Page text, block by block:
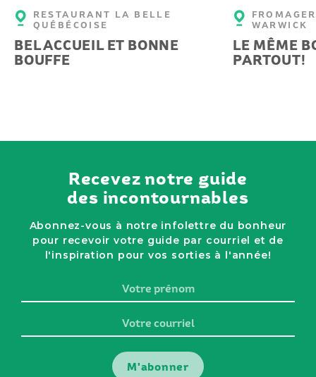
RESTAURANT LA BELLE
QUÉBÉCOISE
BEL ACCUEIL ET BONNE
BOUFFE
WARWICK
LE MÊME
PARTOUT!
Recevez notre guide
des incontournables
Abonnez-vous à notre infolettre du bonheur
pour recevoir votre guide par courriel et de
l'inspiration pour vos sorties à l'année!
prénom
courriel